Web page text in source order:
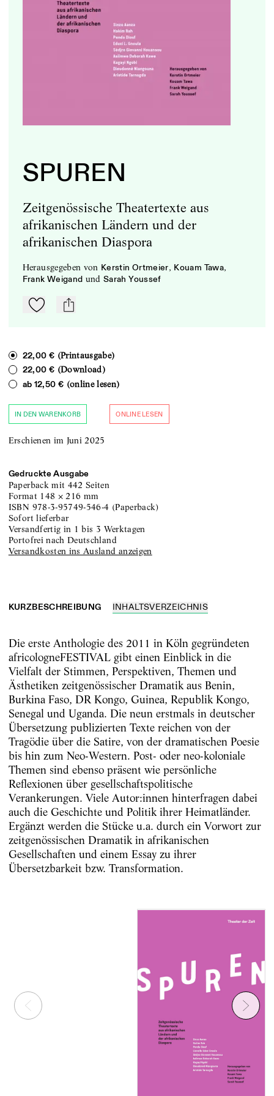
SPUREN
Zeitgenössische Theatertexte aus
afrikanischen Ländern und der
afrikanischen Diaspora
herausgegeben von Kerstin Ortmeier, Kouam Tawa,
Frank Weigand und Sarah Youssef
Zu Mein-TdZ hinzufügen
mail
22,00 € (Printausgabe)
22,00 € (Download)
ab 12,50 € (online lesen)
IN DEN WARENKORB ONLINE LESEN
Erschienen im Juni 2025
Gedruckte Ausgabe
Paperback mit 442 Seiten
Format 148 ×216 mm
ISBN 978-3-95749-546-4 (Paperback)
sofort lieferbar
versandfertig in 1 bis 3 Werktagen
portofrei nach Deutschland
Versandkosten ins Ausland anzeigen
KURZBESCHREIBUNG INHALTSVERZEICHNIS
Die erste Anthologie des 2011 in Köln gegründeten
africologneFESTIVAL gibt einen Einblick in die
Vielfalt der Stimmen, Perspektiven, Themen und
Ästhetiken zeitgenössischer Dramatik aus Benin,
Burkina Faso, DR Kongo, Guinea, Republik Kongo,
Senegal und Uganda. Die neun erstmals in deutscher
Übersetzung publizierten Texte reichen von der
Tragödie über die Satire, von der dramatischen Poesie
bis hin zum Neo-Western. Post- oder neo-koloniale
Themen sind ebenso präsent wie persönliche
Reflexionen über gesellschaftspolitische
Verankerungen. Viele Autor:innen hinterfragen dabei
auch die Geschichte und Politik ihrer Heimatländer.
Ergänzt werden die Stücke u.a. durch ein Vorwort zur
zeitgenössischen Dramatik in afrikanischen
Gesellschaften und einem Essay zu ihrer
Übersetzbarkeit bzw. Transformation.